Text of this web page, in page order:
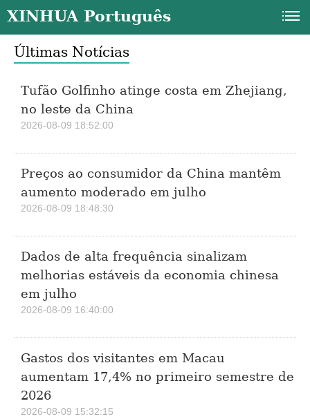
XINHUA Português
Últimas Notícias
Tufão Golfinho atinge costa em Zhejiang,
no leste da China
2026-08-09 18:52:00
Preços ao consumidor da China mantêm
aumento moderado em julho
2026-08-09 18:48:30
Dados de alta frequência sinalizam
melhorias estáveis da economia chinesa
em julho
2026-08-09 16:40:00
Gastos dos visitantes em Macau
aumentam 17,4% no primeiro semestre de
2026
2026-08-09 15:32:15